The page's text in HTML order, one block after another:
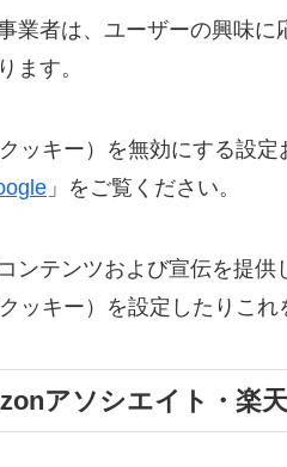
業者は、ユーザーの興味
ます。
ッキー）を無効にする設
」をご覧ください。
ンテンツおよび宣伝を提
ッキー）を設定したりこれ
アソシエイト・楽